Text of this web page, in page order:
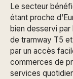
Le secteur
étant proche
bien desservi
de tramway T5
par un accès
commerces de
services